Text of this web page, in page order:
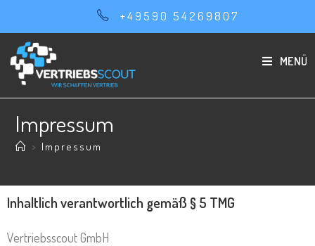
+49590 54269807
MENÜ
Impressum
> Impressum
Inhaltlich verantwortlich gemäß § 5 TMG
Vertriebsscout GmbH